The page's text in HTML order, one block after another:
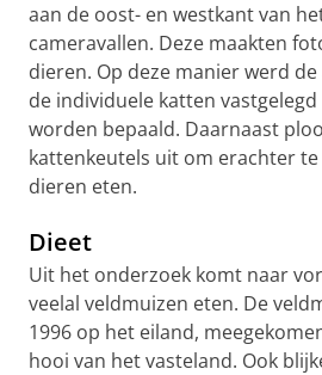
aan de oost- en westkant van
cameravallen. Deze maakten
dieren. Op deze manier werd
de individuele katten
worden bepaald. Daarnaast
kattenkeutels uit om erachter
dieren eten.
Dieet
Uit het onderzoek komt naar
veelal veldmuizen eten. De
1996 op het eiland,
hooi van het vasteland. Ook